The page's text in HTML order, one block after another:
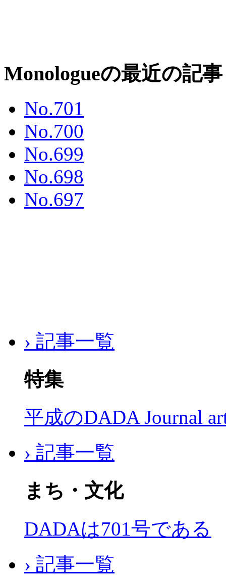
Monologueの最近の記事
No.701
No.700
No.699
No.698
No.697
› 記事一覧
特集
平成のDADA Journal
› 記事一覧
まち・文化
DADAは701号である
› 記事一覧